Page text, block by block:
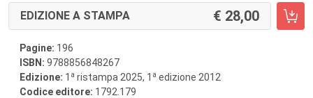
EDIZIONE A STAMPA 28,00
Pagine: 196
ISBN: 9788856848267
Edizione: 1 a ristampa 2025, 1 a edizione 2012
Codice editore: 1792.179